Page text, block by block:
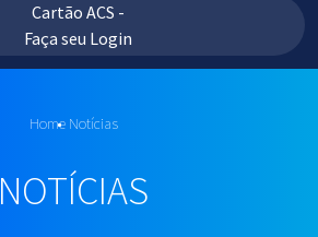
Cartão ACS -
Faça seu Login
Home Notícias
NOTÍCIAS